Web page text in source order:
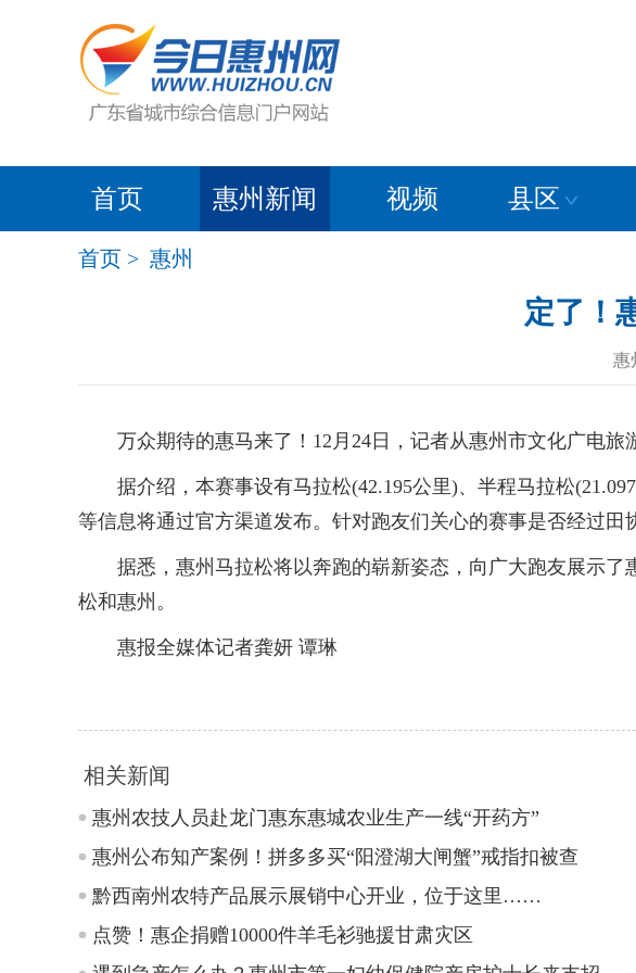
首页 惠州新闻 视频 县区
首页 > 惠州
定了！
惠
万众期待的惠马来了！12月24日，记者从惠州市文化广电旅
据介绍，本赛事设有马拉松(42.195公里)、半程马拉松
等信息将通过官方渠道发布。针对跑友们关心的赛事是否经过田
据悉，惠州马拉松将以奔跑的崭新姿态，向广大跑友展示了
松和惠州。
惠报全媒体记者龚妍 谭琳
相关新闻
惠州农技人员赴龙门惠东惠城农业生产一线“开药方”
惠州公布知产案例！拼多多买“阳澄湖大闸蟹”戒指扣被查
黔西南州农特产品展示展销中心开业，位于这里……
点赞！惠企捐赠10000件羊毛衫驰援甘肃灾区